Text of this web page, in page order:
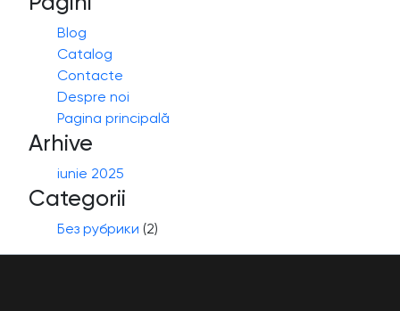
Blog
Catalog
Contacte
Despre noi
Pagina principală
Arhive
iunie 2025
Categorii
Без рубрики (2)